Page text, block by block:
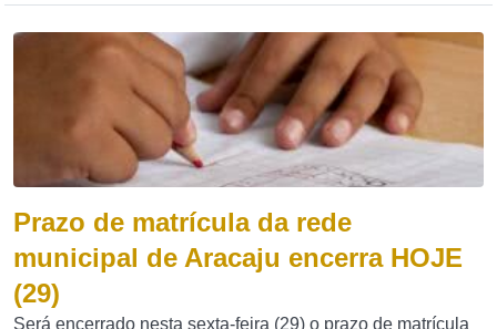
Prazo de matrícula da rede
municipal de Aracaju encerra HOJE
(29)
Será encerrado nesta sexta-feira (29) o prazo de matrícula